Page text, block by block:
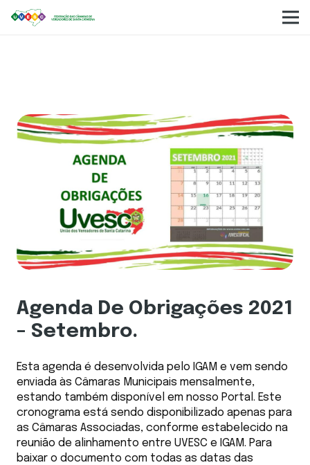
Agenda De Obrigações 2021
– Setembro.
Esta agenda é desenvolvida pelo IGAM e vem sendo
enviada às Câmaras Municipais mensalmente,
estando também disponível em nosso Portal. Este
cronograma está sendo disponibilizado apenas para
as Câmaras Associadas, conforme estabelecido na
reunião de alinhamento entre UVESC e IGAM. Para
baixar o documento com todas as datas das